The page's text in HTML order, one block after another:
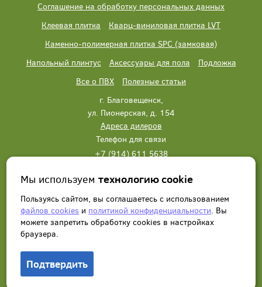
Соглашение на обработку персональных данных
Клеевая плитка
Кварц-виниловая плитка LVT
Каменно-полимерная плитка SPC (замковая)
Напольный плинтус
Аксессуары для пола
Подложка
Все о ПВХ
Полезные статьи
г. Благовещенск,
ул. Пионерская, д. 154
Адреса дилеров
Телефон для связи
+7 (914) 611 5638
Написать нам Заказать звонок
Мы используемтехнологию cookie
Пользуясь сайтом, вы соглашаетесь с использованием
файлов cookies и политикой конфиденциальности. Вы
можете запретить обработку сookies в настройках
браузера.
Подтвердить